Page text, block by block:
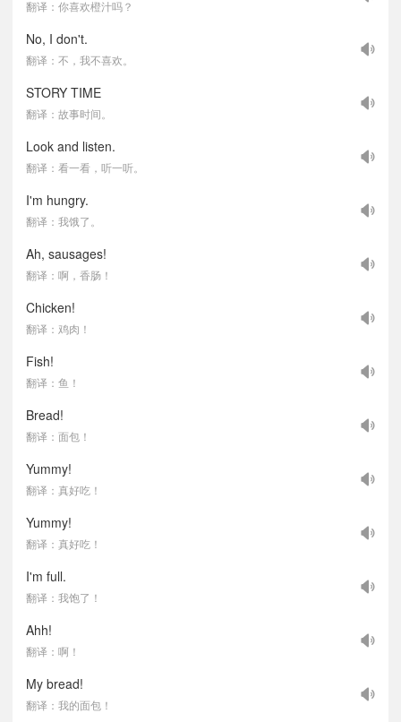
翻译：你喜欢橙汁吗？
No, I don't.
翻译：不，我不喜欢。
STORY TIME
翻译：故事时间。
Look and listen.
翻译：看一看，听一听。
I'm hungry.
翻译：我饿了。
Ah, sausages!
翻译：啊，香肠！
Chicken!
翻译：鸡肉！
Fish!
翻译：鱼！
Bread!
翻译：面包！
Yummy!
翻译：真好吃！
Yummy!
翻译：真好吃！
I'm full.
翻译：我饱了！
Ahh!
翻译：啊！
My bread!
翻译：我的面包！